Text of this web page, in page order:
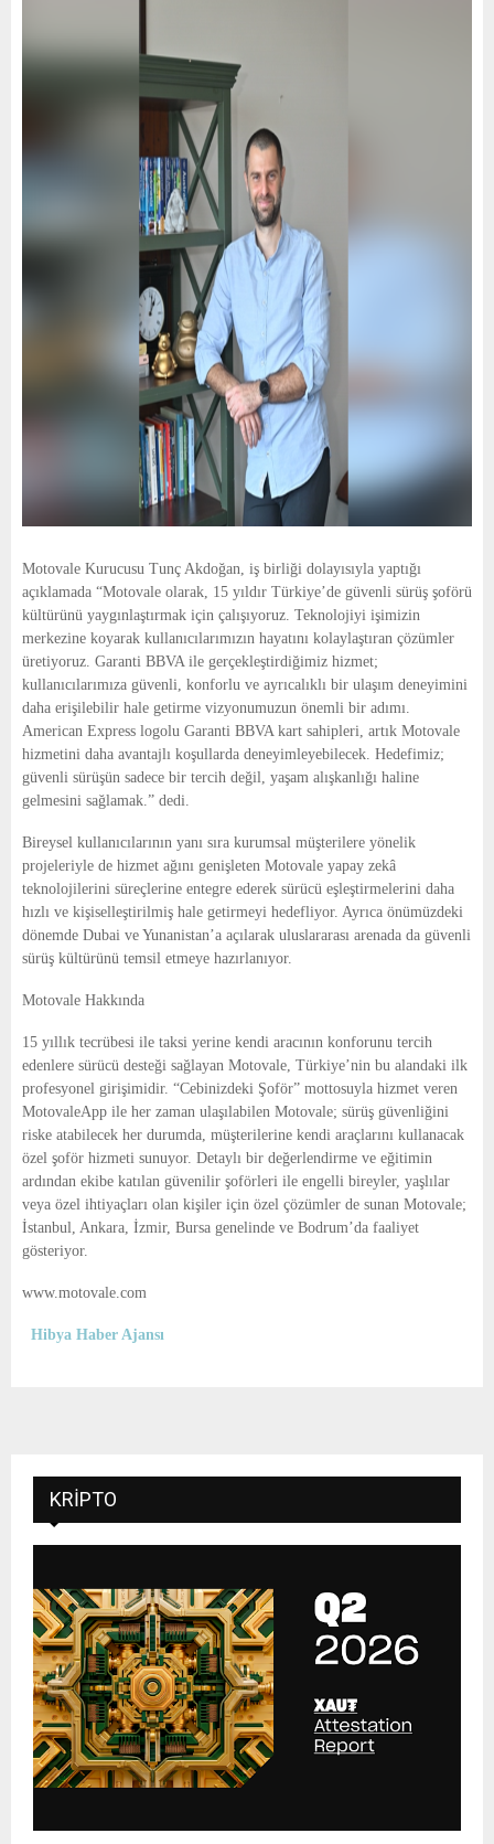
Motovale Kurucusu Tunç Akdoğan, iş birliği dolayısıyla yaptığı
açıklamada “Motovale olarak, 15 yıldır Türkiye’de güvenli sürüş şoförü
kültürünü yaygınlaştırmak için çalışıyoruz. Teknolojiyi işimizin
merkezine koyarak kullanıcılarımızın hayatını kolaylaştıran çözümler
üretiyoruz. Garanti BBVA ile gerçekleştirdiğimiz hizmet;
kullanıcılarımıza güvenli, konforlu ve ayrıcalıklı bir ulaşım deneyimini
daha erişilebilir hale getirme vizyonumuzun önemli bir adımı.
American Express logolu Garanti BBVA kart sahipleri, artık Motovale
hizmetini daha avantajlı koşullarda deneyimleyebilecek. Hedefimiz;
güvenli sürüşün sadece bir tercih değil, yaşam alışkanlığı haline
gelmesini sağlamak.” dedi.
Bireysel kullanıcılarının yanı sıra kurumsal müşterilere yönelik
projeleriyle de hizmet ağını genişleten Motovale yapay zekâ
teknolojilerini süreçlerine entegre ederek sürücü eşleştirmelerini daha
hızlı ve kişiselleştirilmiş hale getirmeyi hedefliyor. Ayrıca önümüzdeki
dönemde Dubai ve Yunanistan’a açılarak uluslararası arenada da güvenli
sürüş kültürünü temsil etmeye hazırlanıyor.
Motovale Hakkında
15 yıllık tecrübesi ile taksi yerine kendi aracının konforunu tercih
edenlere sürücü desteği sağlayan Motovale, Türkiye’nin bu alandaki ilk
profesyonel girişimidir. “Cebinizdeki Şoför” mottosuyla hizmet veren
MotovaleApp ile her zaman ulaşılabilen Motovale; sürüş güvenliğini
riske atabilecek her durumda, müşterilerine kendi araçlarını kullanacak
özel şoför hizmeti sunuyor. Detaylı bir değerlendirme ve eğitimin
ardından ekibe katılan güvenilir şoförleri ile engelli bireyler, yaşlılar
veya özel ihtiyaçları olan kişiler için özel çözümler de sunan Motovale;
İstanbul, Ankara, İzmir, Bursa genelinde ve Bodrum’da faaliyet
gösteriyor.
www.motovale.com
Hibya Haber Ajansı
KRIPTO